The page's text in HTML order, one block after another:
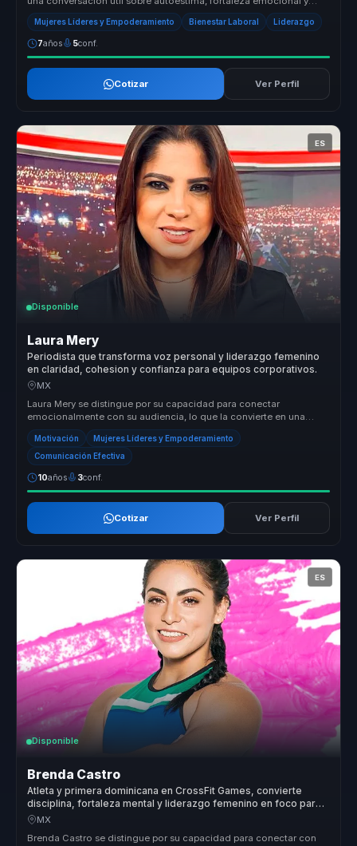
accion. ...
Mujeres Líderes y Empoderamiento Bienestar Laboral Liderazgo
7años 5conf.
Cotizar Ver Perfil
ES
Disponible
Laura Mery
Periodista que transforma voz personal y liderazgo femenino
en claridad, cohesion y confianza para equipos corporativos.
MX
Laura Mery se distingue por su capacidad para conectar
emocionalmente con su audiencia, lo que la convierte en una
conferencista única en...
Motivación Mujeres Líderes y Empoderamiento
Comunicación Efectiva
10años 3conf.
Cotizar Ver Perfil
ES
Disponible
Brenda Castro
Atleta y primera dominicana en CrossFit Games, convierte
disciplina, fortaleza mental y liderazgo femenino en foco para
equipos.
MX
Brenda Castro se distingue por su capacidad para conectar con